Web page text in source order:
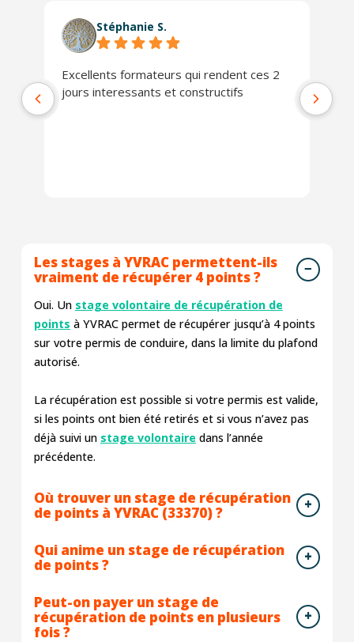
Stéphanie S.
Excellents formateurs qui rendent ces 2
jours interessants et constructifs
Les stages à YVRAC permettent-ils
vraiment de récupérer 4 points ?
Oui. Un stage volontaire de récupération de
points à YVRAC permet de récupérer jusqu’à 4 points
sur votre permis de conduire, dans la limite du plafond
autorisé.
La récupération est possible si votre permis est valide,
si les points ont bien été retirés et si vous n’avez pas
déjà suivi un stage volontaire dans l’année
précédente.
Où trouver un stage de récupération
de points à YVRAC (33370) ?
Qui anime un stage de récupération
de points ?
Peut-on payer un stage de
récupération de points en plusieurs
fois ?